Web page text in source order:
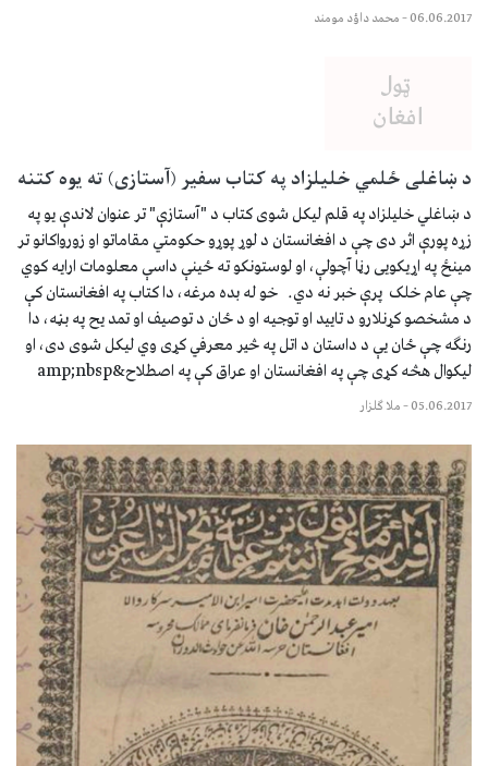
06.06.2017
–محمد داؤد مومند
د ښاغلی ځلمي خليلزاد په کتاب سفير (آستازی) ته يوه کتنه
د ښاغلي خليلزاد په قلم ليکل شوی کتاب د "آستازې" تر عنوان لاندې يو په
زړه پورې اثر دی چې د افغانستان د لوړ پوړو حکومتي مقاماتو او زورواکانو تر
مينځ په اړيکويی رڼا آچولې، او لوستونکو ته ځينې داسې معلومات ارايه کوي
چې عام خلک پرې خبر نه دي. خو له بده مرغه، دا کتاب په افغانستان کې
د مشخصو کړنلارو د تاييد او توجيه او د ځان د توصيف او تمد يح په بڼه، دا
رنګه چې ځان يې د داستان د اتل په څير معرفي کړی وي ليکل شوی دی، او
ليکوال هڅه کړی چې په افغانستان او عراق کې په اصطلاح&amp;nbsp
05.06.2017
–ملا ګلزار